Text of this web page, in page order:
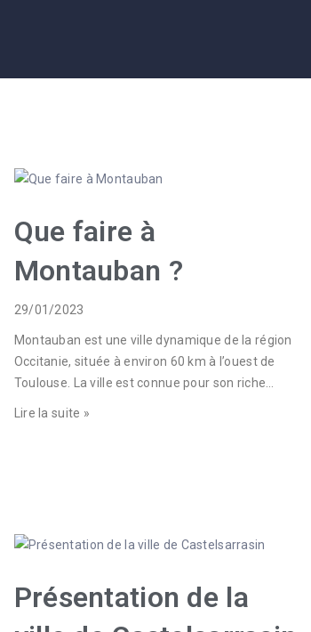
Que faire à
Montauban ?
29/01/2023
Montauban est une ville dynamique de la région
Occitanie, située à environ 60 km à l’ouest de
Toulouse. La ville est connue pour son riche…
Lire la suite »
Présentation de la